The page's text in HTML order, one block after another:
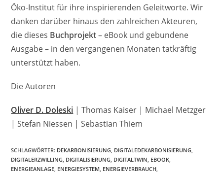
Öko-Institut für ihre inspirierenden Geleitworte. Wir
danken darüber hinaus den zahlreichen Akteuren,
die dieses Buchprojekt– eBook und gebundene
Ausgabe – in den vergangenen Monaten tatkräftig
unterstützt haben.
Die Autoren
Oliver D. Doleski | Thomas Kaiser | Michael Metzger
| Stefan Niessen | Sebastian Thiem
SCHLAGWÖRTER: DEKARBONISIERUNG, DIGITALEDEKARBONISIERUNG,
DIGITALERZWILLING, DIGITALISIERUNG, DIGITALTWIN, EBOOK,
ENERGIEANLAGE, ENERGIESYSTEM, ENERGIEVERBRAUCH,